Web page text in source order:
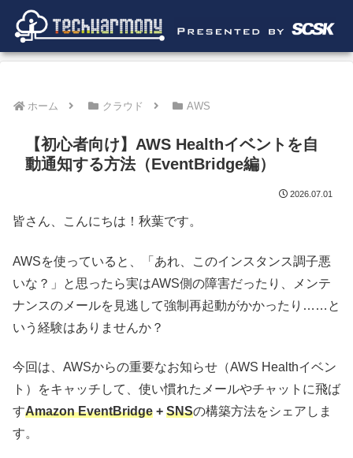
ホーム クラウド AWS
【初心者向け】AWS Healthイベントを自
動通知する方法（EventBridge編）
2026.07.01
皆さん、こんにちは！秋葉です。
AWSを使っていると、「あれ、このインスタンス調子悪
いな？」と思ったら実はAWS側の障害だったり、メンテ
ナンスのメールを見逃して強制再起動がかかったり……と
いう経験はありませんか？
今回は、AWSからの重要なお知らせ（AWS Healthイベン
ト）をキャッチして、使い慣れたメールやチャットに飛ば
すAmazon EventBridge + SNSの構築方法をシェアしま
す。